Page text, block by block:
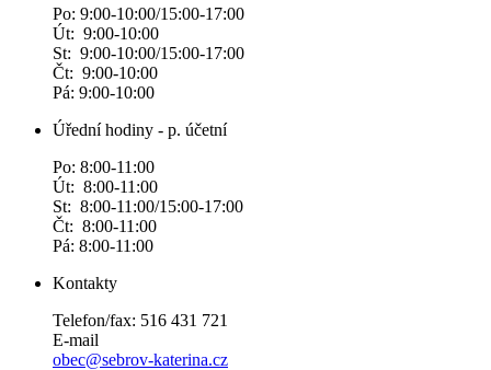
Po: 9:00-10:00/15:00-17:00
Út: 9:00-10:00
St: 9:00-10:00/15:00-17:00
Čt: 9:00-10:00
Pá: 9:00-10:00
Úřední hodiny - p. účetní
Po: 8:00-11:00
Út: 8:00-11:00
St: 8:00-11:00/15:00-17:00
Čt: 8:00-11:00
Pá: 8:00-11:00
Kontakty
Telefon/fax: 516 431 721
E-mail
obec@sebrov-katerina.cz